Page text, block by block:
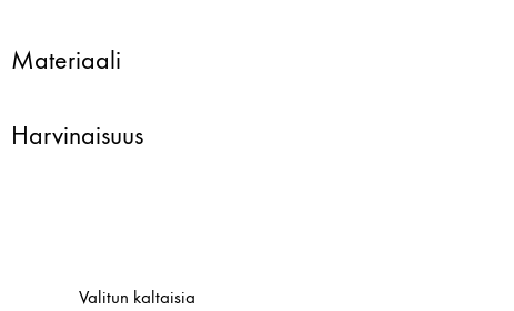
Valitun kaltaisia
Materiaali
Harvinaisuus